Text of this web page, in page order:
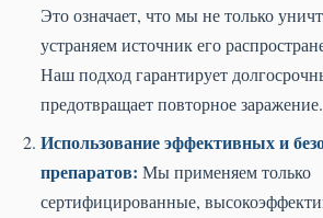
Это означает, что мы не только
устраняем источник его
Наш подход гарантирует
предотвращает повторное заражение.
Использование эффективных и
препаратов: Мы применяем только
сертифицированные,